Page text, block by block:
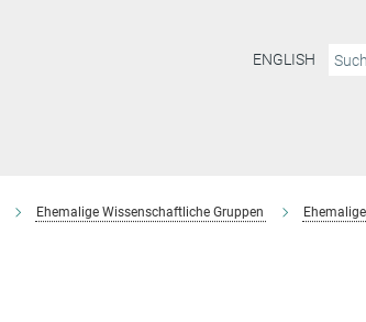
ENGLISH
Ehemalige Wissenschaftliche Gruppen